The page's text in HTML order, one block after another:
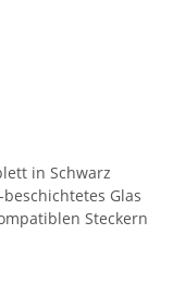
in Schwarz
Glas
Steckern